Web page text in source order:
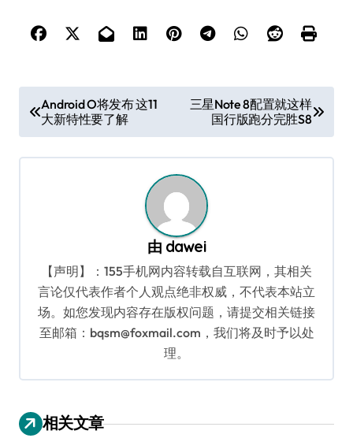
章
导
Android O将发布 这11
大新特性要了解
三星Note 8配置就这样
国行版跑分完胜S8
由 dawei
【声明】：155手机网内容转载自互联网，其相关
言论仅代表作者个人观点绝非权威，不代表本站立
场。如您发现内容存在版权问题，请提交相关链接
至邮箱：bqsm@foxmail.com，我们将及时予以处
理。
相关文章